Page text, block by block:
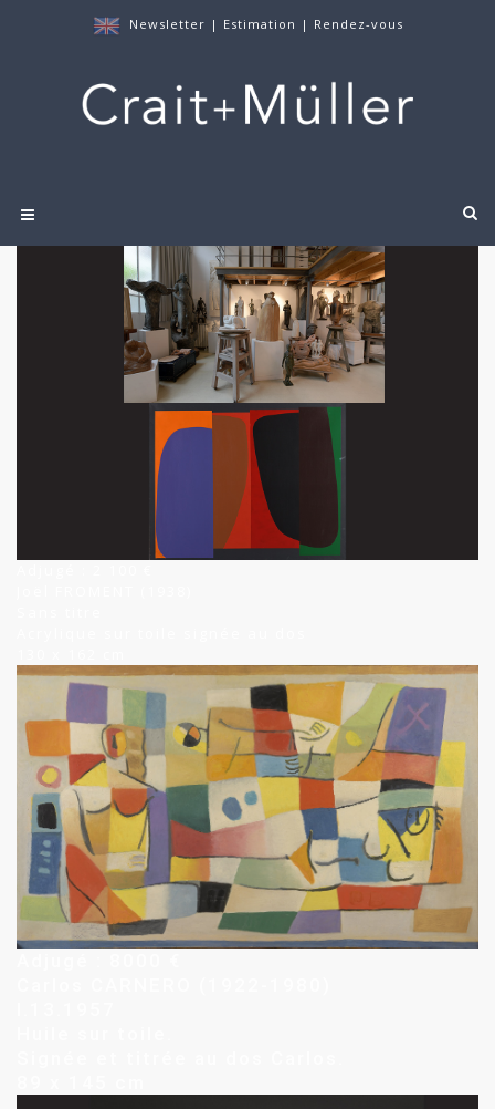
Newsletter | Estimation | Rendez-vous